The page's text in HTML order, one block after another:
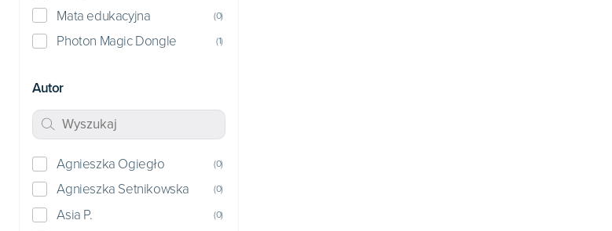
Mata edukacyjna (0)
Photon Magic Dongle (1)
Autor
Agnieszka Ogiegło (0)
Agnieszka Setnikowska (0)
Asia P. (0)